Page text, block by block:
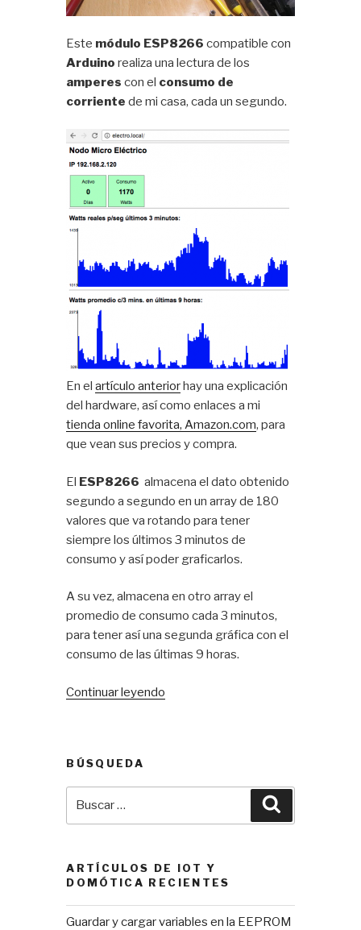
Este módulo ESP8266 compatible con
Arduino realiza una lectura de los
amperes con el consumo de
corriente de mi casa, cada un segundo.
En elartículo anteriorhay una explicación
del hardware, así como enlaces a mi
tienda online favorita, Amazon.com, para
que vean sus precios y compra.
El ESP8266 almacena el dato obtenido
segundo a segundo en un array de 180
valores que va rotando para tener
siempre los últimos 3 minutos de
consumo y así poder graficarlos.
A su vez, almacena en otro array el
promedio de consumo cada 3 minutos,
para tener así una segunda gráfica con el
consumo de las últimas 9 horas.
Continuar leyendo
Arduino
2)»
BÚSQUEDA
ARTÍCULOS DE IOT Y
DOMÓTICA RECIENTES
Guardar y cargar variables en la EEPROM